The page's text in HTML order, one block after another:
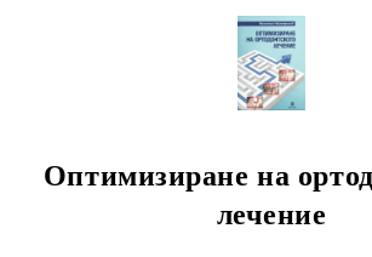
Оптимизиране на
лечение